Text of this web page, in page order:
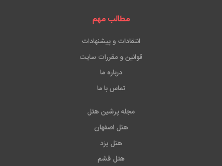
مطالب مهم
انتقادات و پیشنهادات
قوانین و مقررات سایت
درباره ما
تماس با ما
مجله پرشین هتل
هتل اصفهان
هتل یزد
هتل قشم